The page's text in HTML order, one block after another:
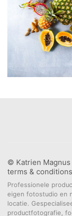
© Katrien Magnus
terms & conditions
Professionele
eigen fotostudio en
locatie.
productfotografie,